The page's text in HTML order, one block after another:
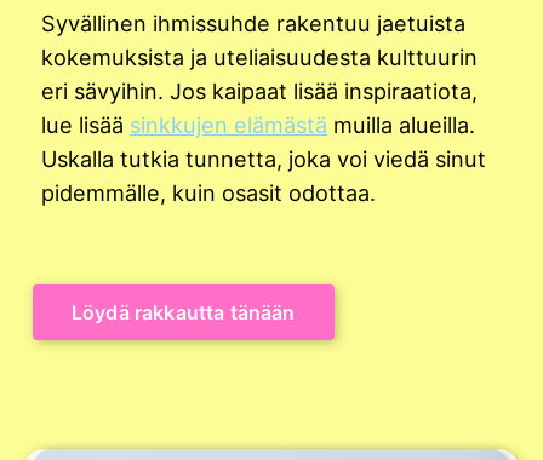
Syvällinen ihmissuhde rakentuu jaetuista
kokemuksista ja uteliaisuudesta kulttuurin
eri sävyihin. Jos kaipaat lisää inspiraatiota,
lue lisää sinkkujen elämästä muilla alueilla.
Uskalla tutkia tunnetta, joka voi viedä sinut
pidemmälle, kuin osasit odottaa.
Löydä rakkautta tänään